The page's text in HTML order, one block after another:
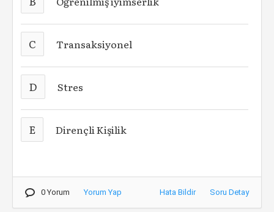
C Transaksiyonel
D Stres
E Dirençli Kişilik
0 Yorum Yorum Yap Hata Bildir Soru Detay